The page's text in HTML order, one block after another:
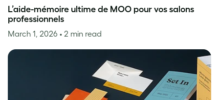
L’aide-mémoire ultime de MOO pour vos salons
professionnels
March 1, 2026 • 2 min read